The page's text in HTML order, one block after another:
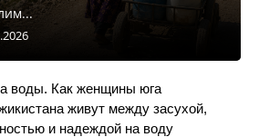
воды. Как женщины юга
живут между засухой,
и надеждой на воду